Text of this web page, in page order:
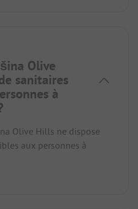
Olive
sanitaires
à
Olive Hills ne dispose
aux personnes à